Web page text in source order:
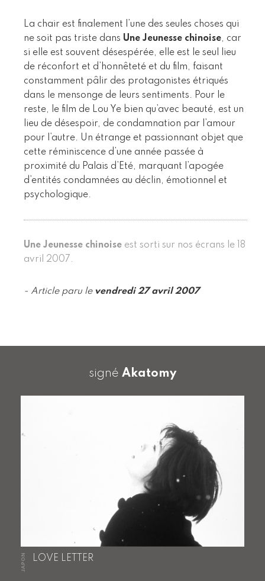
La chair est finalement l’une des seules choses qui
ne soit pas triste dans Une Jeunesse chinoise, car
si elle est souvent désespérée, elle est le seul lieu
de réconfort et d’honnêteté et du film, faisant
constamment pâlir des protagonistes étriqués
dans le mensonge de leurs sentiments. Pour le
reste, le film de Lou Ye bien qu’avec beauté, est un
lieu de désespoir, de condamnation par l’amour
pour l’autre. Un étrange et passionnant objet que
cette réminiscence d’une année passée à
proximité du Palais d’Eté, marquant l’apogée
d’entités condamnées au déclin, émotionnel et
psychologique.
Une Jeunesse chinoise est sorti sur nos écrans le 18
avril 2007.
- Article paru le vendredi 27 avril 2007
signé Akatomy
JAPON LOVE LETTER